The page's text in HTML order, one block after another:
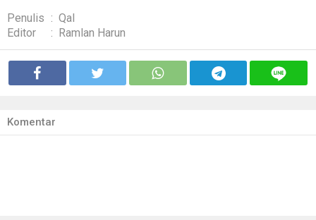
Penulis : Qal
Editor
: Ramlan Harun
Komentar